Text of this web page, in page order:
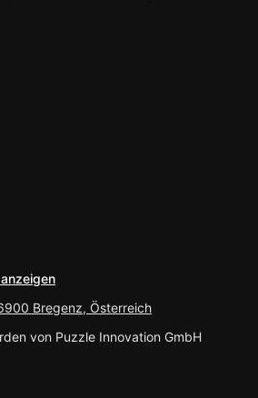
Bregenz, Österreich
von Puzzle Innovation GmbH